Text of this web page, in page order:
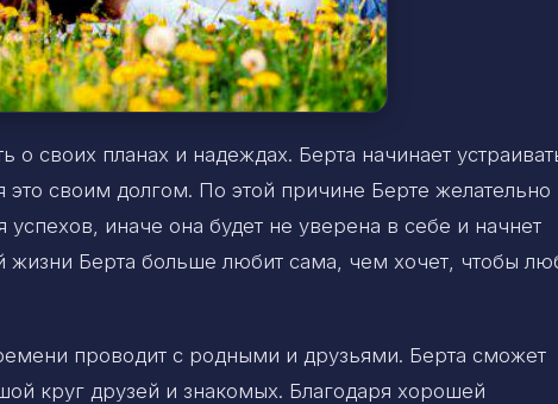
своих планах и надеждах. Берта начинает
это своим долгом. По этой причине Берте желательно
иначе она будет не уверена в себе и начнет
Берта больше любит сама, чем хочет, чтобы
проводит с родными и друзьями. Берта сможет
круг друзей и знакомых. Благодаря хорошей